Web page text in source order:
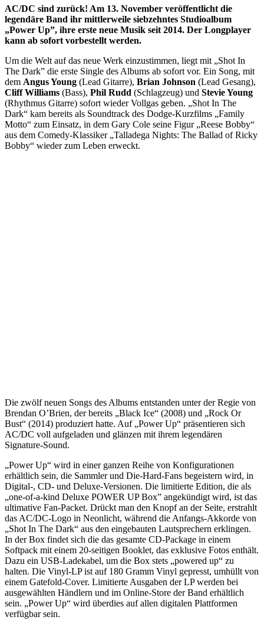
AC/DC sind zurück! Am 13. November veröffentlicht die
legendäre Band ihr mittlerweile siebzehntes Studioalbum
„Power Up”, ihre erste neue Musik seit 2014. Der Longplayer
kann ab sofort vorbestellt werden.
Um die Welt auf das neue Werk einzustimmen, liegt mit „Shot In
The Dark” die erste Single des Albums ab sofort vor. Ein Song, mit
dem Angus Young (Lead Gitarre), Brian Johnson (Lead Gesang),
Cliff Williams (Bass), Phil Rudd (Schlagzeug) und Stevie Young
(Rhythmus Gitarre) sofort wieder Vollgas geben. „Shot In The
Dark“ kam bereits als Soundtrack des Dodge-Kurzfilms „Family
Motto“ zum Einsatz, in dem Gary Cole seine Figur „Reese Bobby“
aus dem Comedy-Klassiker „Talladega Nights: The Ballad of Ricky
Bobby“ wieder zum Leben erweckt.
Die zwölf neuen Songs des Albums entstanden unter der Regie von
Brendan O’Brien, der bereits „Black Ice“ (2008) und „Rock Or
Bust“ (2014) produziert hatte. Auf „Power Up“ präsentieren sich
AC/DC voll aufgeladen und glänzen mit ihrem legendären
Signature-Sound.
„Power Up“ wird in einer ganzen Reihe von Konfigurationen
erhältlich sein, die Sammler und Die-Hard-Fans begeistern wird, in
Digital-, CD- und Deluxe-Versionen. Die limitierte Edition, die als
„one-of-a-kind Deluxe POWER UP Box” angekündigt wird, ist das
ultimative Fan-Packet. Drückt man den Knopf an der Seite, erstrahlt
das AC/DC-Logo in Neonlicht, während die Anfangs-Akkorde von
„Shot In The Dark“ aus den eingebauten Lautsprechern erklingen.
In der Box findet sich die das gesamte CD-Package in einem
Softpack mit einem 20-seitigen Booklet, das exklusive Fotos enthält.
Dazu ein USB-Ladekabel, um die Box stets „powered up“ zu
halten. Die Vinyl-LP ist auf 180 Gramm Vinyl gepresst, umhüllt von
einem Gatefold-Cover. Limitierte Ausgaben der LP werden bei
ausgewählten Händlern und im Online-Store der Band erhältlich
sein. „Power Up“ wird überdies auf allen digitalen Plattformen
verfügbar sein.